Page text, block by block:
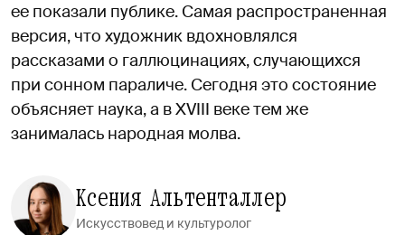
ее показали публике. Самая распространенная
версия, что художник вдохновлялся
рассказами о галлюцинациях, случающихся
при сонном параличе. Сегодня это состояние
объясняет наука, а в XVIII веке тем же
занималась народная молва.
Ксения Альтенталлер
Искусствовед и культуролог